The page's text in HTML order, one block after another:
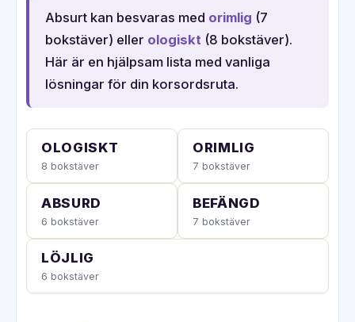
Absurt kan besvaras med orimlig (7
bokstäver) eller ologiskt (8 bokstäver).
Här är en hjälpsam lista med vanliga
lösningar för din korsordsruta.
OLOGISKT
8 bokstäver
ORIMLIG
7 bokstäver
ABSURD
6 bokstäver
BEFÄNGD
7 bokstäver
LÖJLIG
6 bokstäver